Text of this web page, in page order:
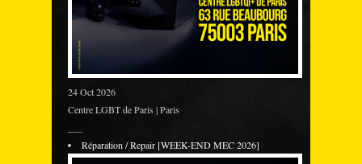
24 Oct 2026
Centre LGBT de Paris | Paris
Réparation / Repair [WEEK-END MEC 2026]